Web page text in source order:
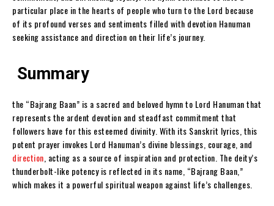
particular place in the hearts of people who turn to the Lord because
of its profound verses and sentiments filled with devotion Hanuman
seeking assistance and direction on their life’s journey.
Summary
the “Bajrang Baan” is a sacred and beloved hymn to Lord Hanuman that
represents the ardent devotion and steadfast commitment that
followers have for this esteemed divinity. With its Sanskrit lyrics, this
potent prayer invokes Lord Hanuman’s divine blessings, courage, and
direction , acting as a source of inspiration and protection. The deity’s
thunderbolt-like potency is reflected in its name, “Bajrang Baan,”
which makes it a powerful spiritual weapon against life’s challenges.